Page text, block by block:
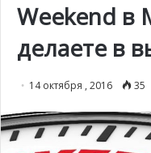
Weekend в
делаете в
14 октября , 2016 35